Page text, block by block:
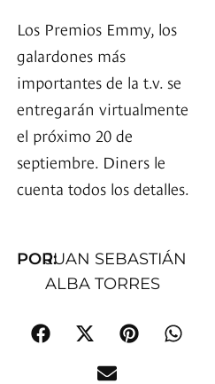
Los Premios Emmy, los
galardones más
importantes de la t.v. se
entregarán virtualmente
el próximo 20 de
septiembre. Diners le
cuenta todos los detalles.
POR:JUAN SEBASTIÁN
ALBA TORRES